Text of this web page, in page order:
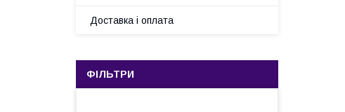
Доставка і оплата
ФІЛЬТРИ